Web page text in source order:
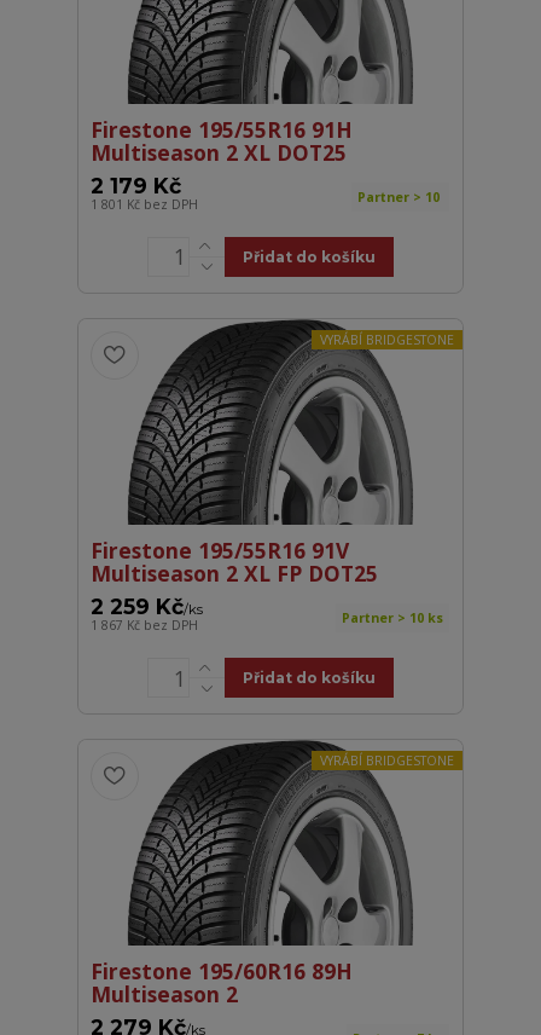
Firestone 195/55R16 91H
Multiseason 2 XL DOT25
2 179 Kč
1 801 Kč bez DPH Partner > 10
Přidat do košíku
VYRÁBÍ BRIDGESTONE
Firestone 195/55R16 91V
Multiseason 2 XL FP DOT25
2 259 Kč/ks
1 867 Kč bez DPH Partner > 10 ks
Přidat do košíku
VYRÁBÍ BRIDGESTONE
Firestone 195/60R16 89H
Multiseason 2
2 279 Kč/ks